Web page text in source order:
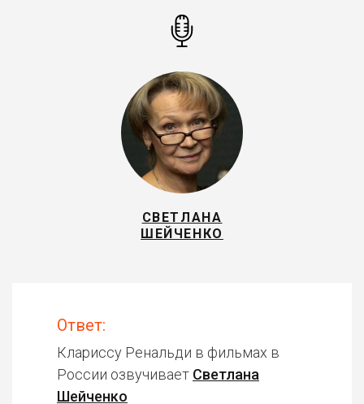
СВЕТЛАНА
ШЕЙЧЕНКО
Ответ:
Клариссу Ренальди в фильмах в
России озвучивает Светлана
Шейченко